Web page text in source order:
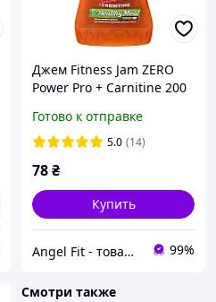
Джем Fitness Jam ZERO
Power Pro + Carnitine 200
Готово к отправке
5.0 (14)
78₴
Купить
Angel Fit - товари для здоров'я, спорту та активного життя 99%
Смотри также